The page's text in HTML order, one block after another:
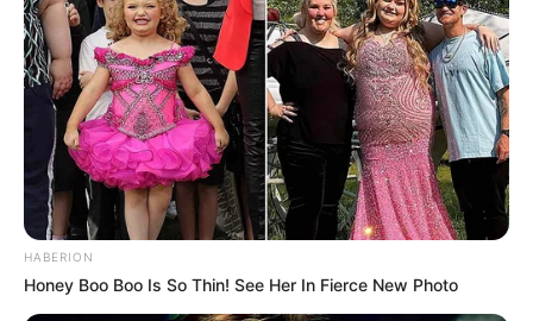
HABERION
Honey Boo Boo Is So Thin! See Her In Fierce New Photo